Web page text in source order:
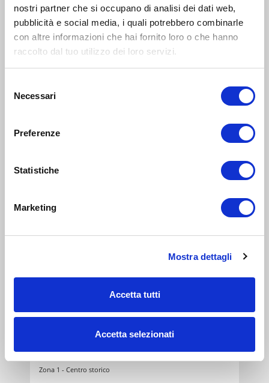
nostri partner che si occupano di analisi dei dati web,
pubblicità e social media, i quali potrebbero combinarle
con altre informazioni che hai fornito loro o che hanno
raccolto dal tuo utilizzo dei loro servizi.
delNecessari
Preferenze
Statistiche
Marketing
Mostra dettagli
Accetta tutti
Accetta selezionati
Zona 9 - Porta Nuova, Stazione Garibaldi, Niguarda, Bovisa,
Fulvio Testi
Pingu’s English Milano Sempione: Easter Camp
INTRATTENIMENTO
genitori
e
famiglie
15
Zona 8 - Porta Volta, Fiera, Gallaratese, Quarto Oggiaro
6-10
anni
Pingu’s English Milano Sempione: Easter Camp
MAG 2022 10:30-12:30
Zona 1 - Centro storico